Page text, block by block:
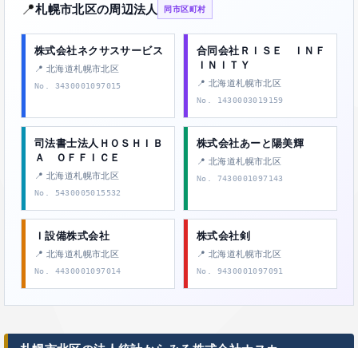
📍札幌市北区の周辺法人 同市区町村
株式会社ネクサスサービス
📍 北海道札幌市北区
No. 3430001097015
合同会社ＲＩＳＥ ＩＮＦ
ＩＮＩＴＹ
📍 北海道札幌市北区
No. 1430003019159
司法書士法人ＨＯＳＨＩＢ
Ａ ＯＦＦＩＣＥ
📍 北海道札幌市北区
No. 5430005015532
株式会社あーと陽美輝
📍 北海道札幌市北区
No. 7430001097143
Ｉ設備株式会社
📍 北海道札幌市北区
No. 4430001097014
株式会社剣
📍 北海道札幌市北区
No. 9430001097091